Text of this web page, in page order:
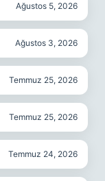
Ağustos 5, 2026
Ağustos 3, 2026
Temmuz 25, 2026
Temmuz 25, 2026
Temmuz 24, 2026